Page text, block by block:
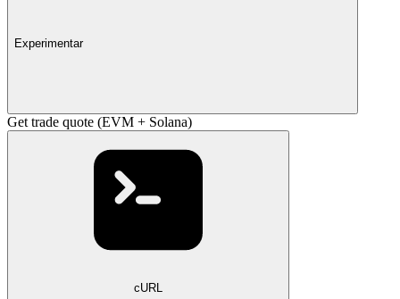
Experimentar
Get trade quote (EVM + Solana)
cURL